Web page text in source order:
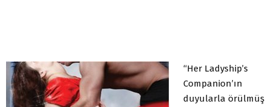
“Her Ladyship’s
Companion’ın
duyularla örülmüş